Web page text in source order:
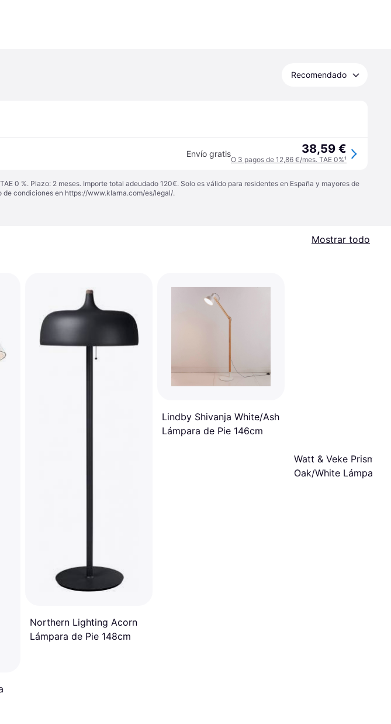
Recomendado
Envío gratis 38,59 €
O 3 pagos de 12,86 €/mes. TAE 0%¹
0 %. Plazo: 2 meses. Importe total adeudado 120€. Solo es válido para residentes en España y mayores de
de condiciones en https://www.klarna.com/es/legal/.
Mostrar todo
Northern Lighting Acorn
Lámpara de Pie 148cm
Lindby Shivanja White/Ash
Lámpara de Pie 146cm
Watt & Veke Prisma
Oak/White Lámpara